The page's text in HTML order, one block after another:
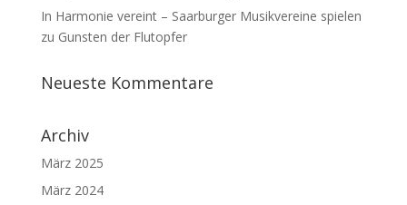
In Harmonie vereint – Saarburger Musikvereine spielen
zu Gunsten der Flutopfer
Neueste Kommentare
Archiv
März 2025
März 2024